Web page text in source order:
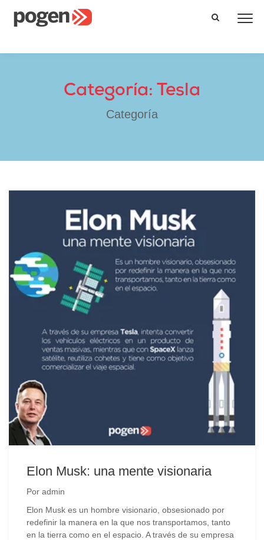
Categoría: Tesla
Categoría
Elon Musk: una mente visionaria
Por admin
Elon Musk es un hombre visionario, obsesionado por
redefinir la manera en la que nos transportamos, tanto
en la tierra como en el espacio. A través de su empresa